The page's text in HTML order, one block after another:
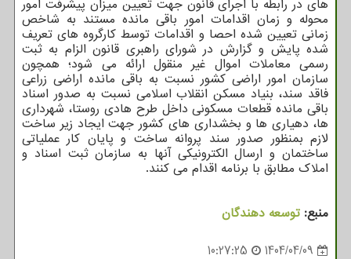
های در رابطه با اجرای قانون جهت تعیین میزان پیشرفت امور
محوله و زمان اقدامات امور باقی مانده مستند به شاخص
زمانی تعیین شده احصا و اقدامات توسط کارگروه های تعریف
شده پایش و گزارش در شورای راهبری قانون الزام به ثبت
رسمی معاملات اموال غیر منقول ارائه می شود؛ همچون
سازمان امور اراضی کشور نسبت به باقی مانده اراضی زراعی
فاقد سند، بنیاد مسکن انقلاب اسلامی نسبت به صدور اسناد
باقی مانده قطعات مسکونی داخل طرح هادی روستا، شهرداری
ها، دهیاری ها و بخشداری های کشور جهت ایجاد زیر ساخت
لازم بمنظور صدور سند پروانه ساخت و پایان کار عملیاتی
ساختمان و ارسال الکترونیکی آنها به سازمان ثبت اسناد و
املاک مطابق با برنامه اقدام می کنند.
منبع: توسعه دهندگان
1404/04/09
10:27:25